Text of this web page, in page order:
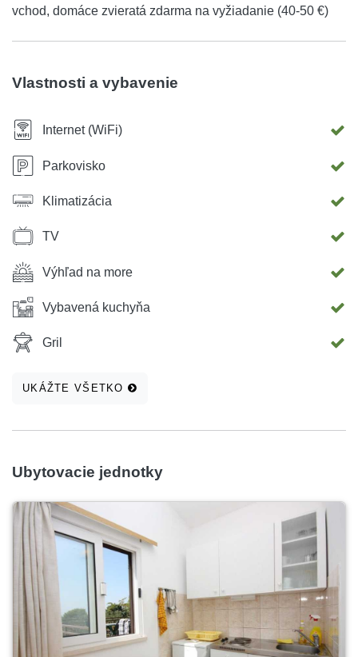
vchod, domáce zvieratá zdarma na vyžiadanie (40-50 €)
Vlastnosti a vybavenie
Internet (WiFi)
Parkovisko
Klimatizácia
TV
Výhľad na more
Vybavená kuchyňa
Gril
UKÁŽTE VŠETKO
Ubytovacie jednotky